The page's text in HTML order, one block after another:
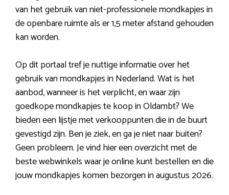
van het gebruik van niet-professionele mondkapjes in
de openbare ruimte als er 1,5 meter afstand gehouden
kan worden.
Op dit portaal tref je nuttige informatie over het
gebruik van mondkapjes in Nederland. Wat is het
aanbod, wanneer is het verplicht, en waar zijn
goedkope mondkapjes te koop in Oldambt? We
bieden een lijstje met verkooppunten die in de buurt
gevestigd zijn. Ben je ziek, en ga je niet naar buiten?
Geen probleem. Je vind hier een overzicht met de
beste webwinkels waar je online kunt bestellen en die
jouw mondkapjes komen bezorgen in augustus 2026.